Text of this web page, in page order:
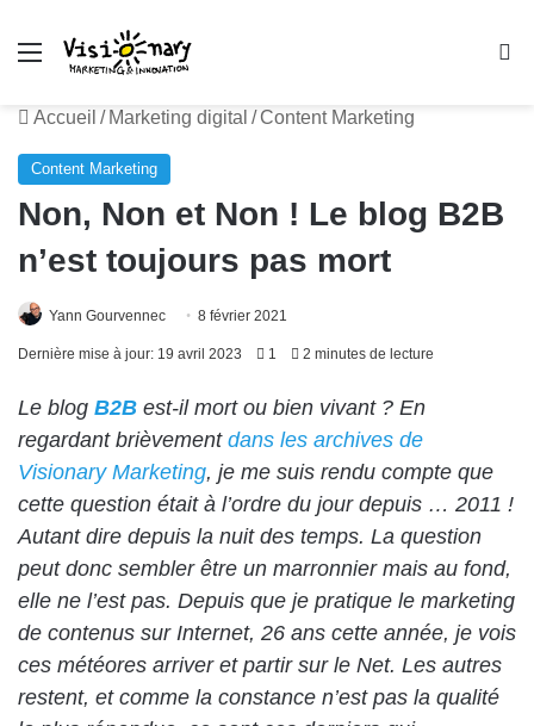
Menu
Accueil / Marketing digital /Content Marketing
Content Marketing
Non, Non et Non ! Le blog B2B
n’est toujours pas mort
Yann Gourvennec 8 février 2021
Dernière mise à jour: 19 avril 2023 1 2 minutes de lecture
Le blog B2B est-il mort ou bien vivant ? En
regardant brièvement dans les archives de
Visionary Marketing, je me suis rendu compte que
cette question était à l’ordre du jour depuis … 2011 !
Autant dire depuis la nuit des temps. La question
peut donc sembler être un marronnier mais au fond,
elle ne l’est pas. Depuis que je pratique le marketing
de contenus sur Internet, 26 ans cette année, je vois
ces météores arriver et partir sur le Net. Les autres
restent, et comme la constance n’est pas la qualité